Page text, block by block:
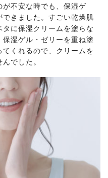
不安な時でも、保湿ゲ
きました。すごい乾燥肌
に保湿クリームを塗らな
湿ゲル・ゼリーを重ね塗
くれるので、クリームを
でした。